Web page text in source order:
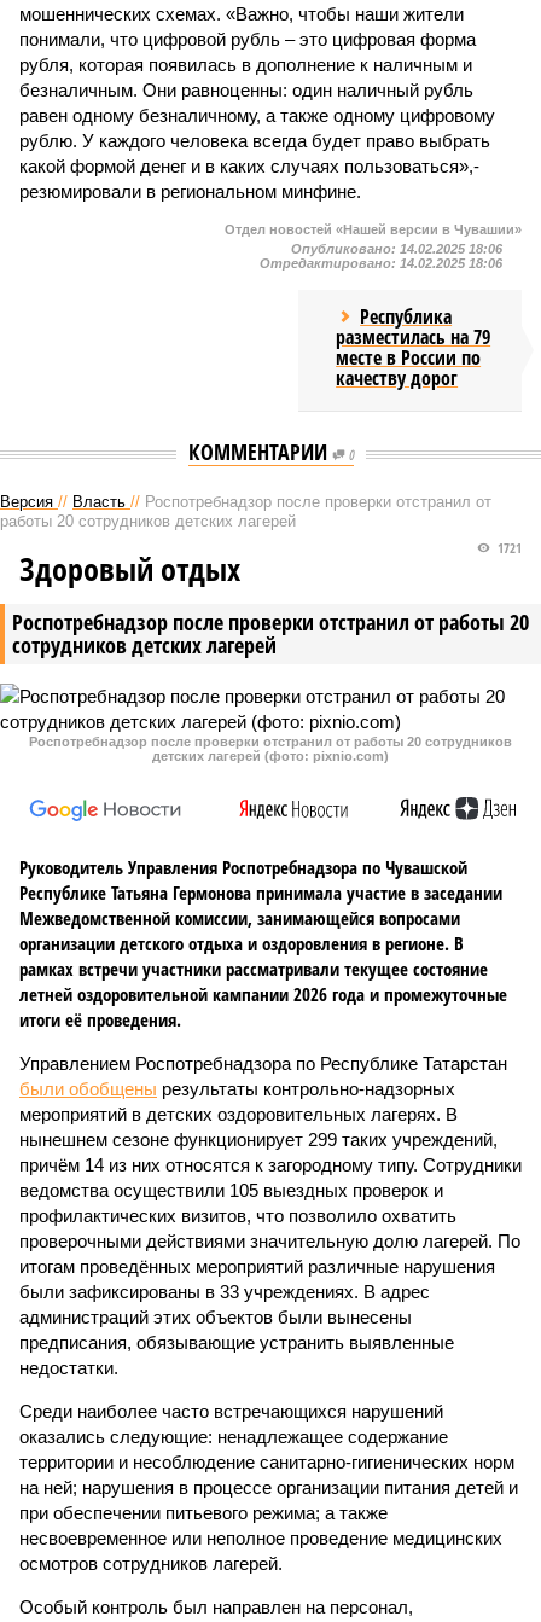
мошеннических схемах. «Важно, чтобы наши жители
понимали, что цифровой рубль – это цифровая форма
рубля, которая появилась в дополнение к наличным и
безналичным. Они равноценны: один наличный рубль
равен одному безналичному, а также одному цифровому
рублю. У каждого человека всегда будет право выбрать
какой формой денег и в каких случаях пользоваться»,-
резюмировали в региональном минфине.
Отдел новостей «Нашей версии в Чувашии»
Опубликовано: 14.02.2025 18:06
Отредактировано: 14.02.2025 18:06
Республика
разместилась на 79
месте в России по
качеству дорог
КОММЕНТАРИИ 0
Версия // Власть // Роспотребнадзор после проверки отстранил от
работы 20 сотрудников детских лагерей
Роспотребнадзор после проверки отстранил от работы 20
сотрудников детских лагерей
1721
Здоровый отдых
Роспотребнадзор после проверки отстранил от работы 20 сотрудников
детских лагерей (фото: pixnio.com)
Руководитель Управления Роспотребнадзора по Чувашской
Республике Татьяна Гермонова принимала участие в заседании
Межведомственной комиссии, занимающейся вопросами
организации детского отдыха и оздоровления в регионе. В
рамках встречи участники рассматривали текущее состояние
летней оздоровительной кампании 2026 года и промежуточные
итоги её проведения.
Управлением Роспотребнадзора по Республике Татарстан
были обобщены результаты контрольно-надзорных
мероприятий в детских оздоровительных лагерях. В
нынешнем сезоне функционирует 299 таких учреждений,
причём 14 из них относятся к загородному типу. Сотрудники
ведомства осуществили 105 выездных проверок и
профилактических визитов, что позволило охватить
проверочными действиями значительную долю лагерей. По
итогам проведённых мероприятий различные нарушения
были зафиксированы в 33 учреждениях. В адрес
администраций этих объектов были вынесены
предписания, обязывающие устранить выявленные
недостатки.
Среди наиболее часто встречающихся нарушений
оказались следующие: ненадлежащее содержание
территории и несоблюдение санитарно-гигиенических норм
на ней; нарушения в процессе организации питания детей и
при обеспечении питьевого режима; а также
несвоевременное или неполное проведение медицинских
осмотров сотрудников лагерей.
Особый контроль был направлен на персонал,